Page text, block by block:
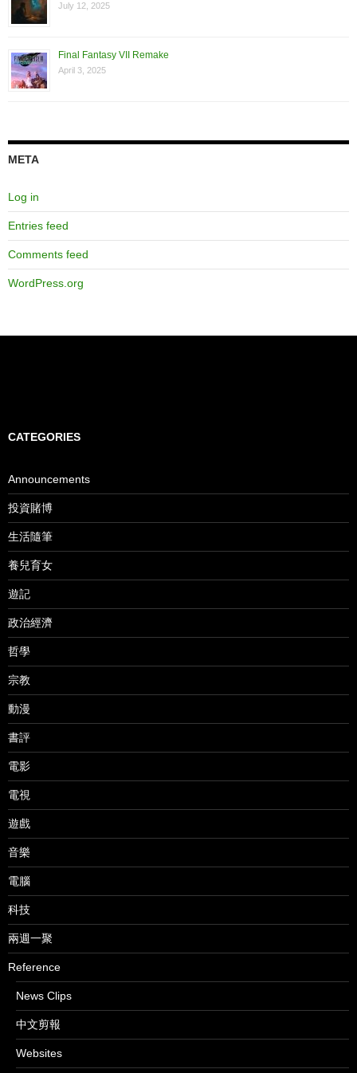
July 12, 2025
Final Fantasy VII Remake
April 3, 2025
META
Log in
Entries feed
Comments feed
WordPress.org
CATEGORIES
Announcements
投資賭博
生活隨筆
養兒育女
遊記
政治經濟
哲學
宗教
動漫
書評
電影
電視
遊戲
音樂
電腦
科技
兩週一聚
Reference
News Clips
中文剪報
Websites